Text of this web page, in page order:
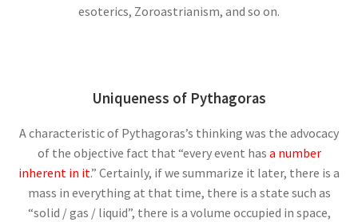
イタリア関係の物理学者
【コペルニクスからフェルミまでの系譜】
esoterics, Zoroastrianism, and so on.
Uniqueness of Pythagoras
A characteristic of Pythagoras’s thinking was the advocacy
of the objective fact that “every event has a number
inherent in it.” Certainly, if we summarize it later, there is a
mass in everything at that time, there is a state such as
“solid / gas / liquid”, there is a volume occupied in space,